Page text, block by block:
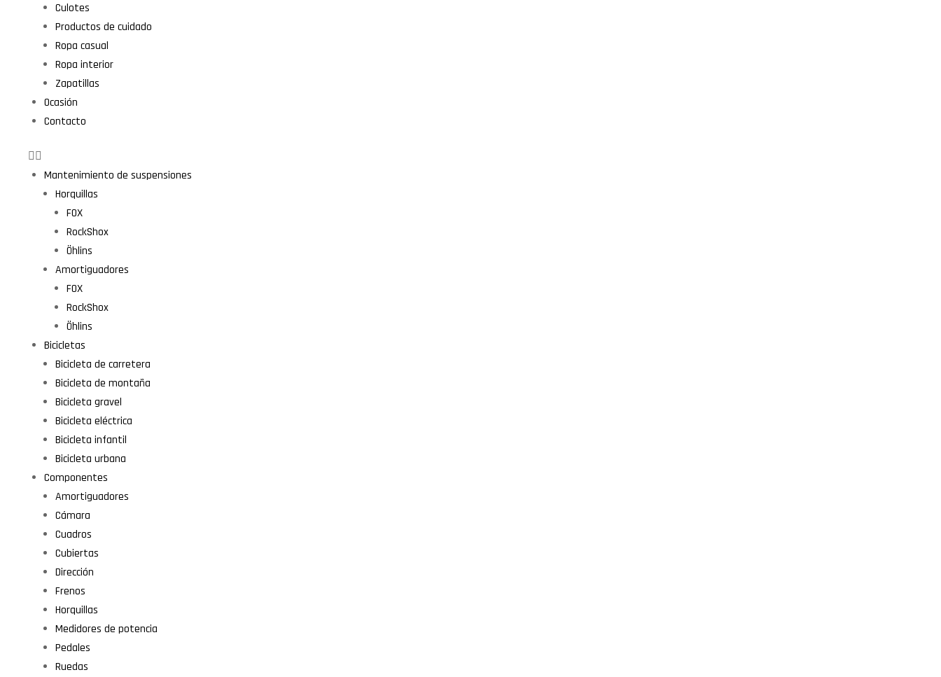
Culotes
Productos de cuidado
Ropa casual
Ropa interior
Zapatillas
Ocasión
Contacto
Mantenimiento de suspensiones
Horquillas
FOX
RockShox
Öhlins
Amortiguadores
FOX
RockShox
Öhlins
Bicicletas
Bicicleta de carretera
Bicicleta de montaña
Bicicleta gravel
Bicicleta eléctrica
Bicicleta infantil
Bicicleta urbana
Componentes
Amortiguadores
Cámara
Cuadros
Cubiertas
Dirección
Frenos
Horquillas
Medidores de potencia
Pedales
Ruedas